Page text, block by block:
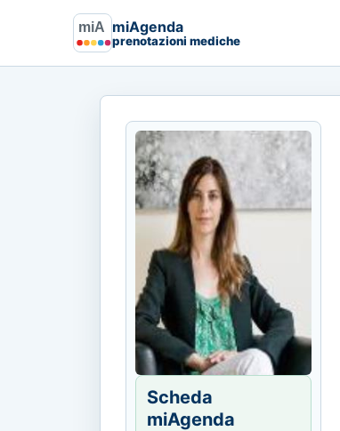
miAgenda
prenotazioni mediche
Scheda
miAgenda